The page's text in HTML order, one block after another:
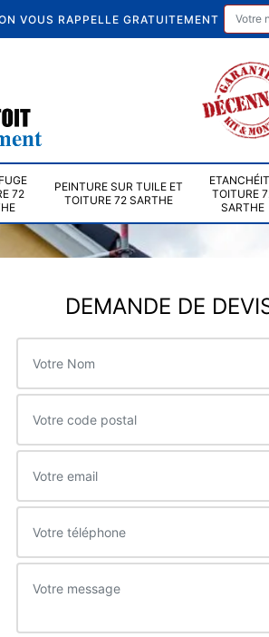
VOUS RAPPELLE GRATUITEMENT
72
PEINTURE SUR TUILE ET
TOITURE 72 SARTHE
TOITURE
SARTHE
DEMANDE DE